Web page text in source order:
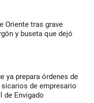
Oriente tras grave
y buseta que dejó
ya prepara órdenes de
de empresario
de Envigado